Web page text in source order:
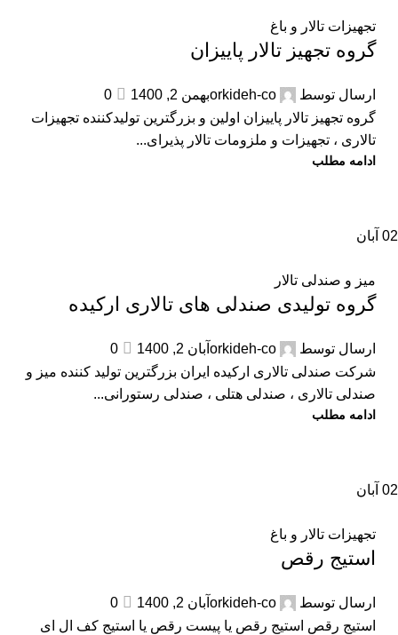
تجهیزات تالار و باغ
گروه تجهیز تالار پاییزان
ارسال توسط orkideh-coبهمن 2, 1400
0
گروه تجهیز تالار پاییزان اولین و بزرگترین تولیدکننده تجهیزات
تالاری ، تجهیزات و ملزومات تالار پذیرای...
ادامه مطلب
02 آبان
میز و صندلی تالار
گروه تولیدی صندلی های تالاری ارکیده
ارسال توسط orkideh-co آبان 2, 1400
0
شرکت صندلی تالاری ارکیده ایران بزرگترین تولید کننده میز و
صندلی تالاری ، صندلی هتلی ، صندلی رستورانی...
ادامه مطلب
02 آبان
تجهیزات تالار و باغ
استیج رقص
ارسال توسط orkideh-co آبان 2, 1400
0
استیج رقص استیج رقص یا پیست رقص یا استیج کف ال ای